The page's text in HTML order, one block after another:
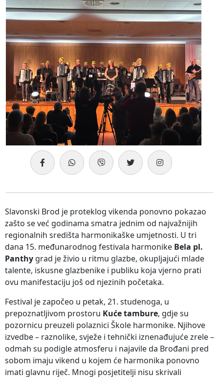
Slavonski Brod je proteklog vikenda ponovno pokazao
zašto se već godinama smatra jednim od najvažnijih
regionalnih središta harmonikaške umjetnosti. U tri
dana 15. međunarodnog festivala harmonike Bela pl.
Panthy grad je živio u ritmu glazbe, okupljajući mlade
talente, iskusne glazbenike i publiku koja vjerno prati
ovu manifestaciju još od njezinih početaka.
Festival je započeo u petak, 21. studenoga, u
prepoznatljivom prostoru Kuće tambure, gdje su
pozornicu preuzeli polaznici Škole harmonike. Njihove
izvedbe – raznolike, svježe i tehnički iznenađujuće zrele –
odmah su podigle atmosferu i najavile da Brođani pred
sobom imaju vikend u kojem će harmonika ponovno
imati glavnu riječ. Mnogi posjetitelji nisu skrivali